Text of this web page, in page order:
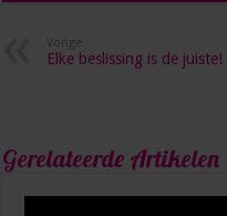
Vorige
Elke beslissing is de juiste!
Gerelateerde Artikelen